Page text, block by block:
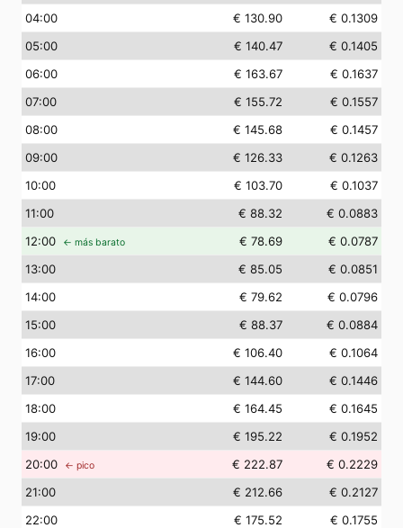
04:00 € 130.90
€ 0.1309
05:00 € 140.47
€ 0.1405
06:00 € 163.67
€ 0.1637
07:00 € 155.72
€ 0.1557
08:00 € 145.68
€ 0.1457
09:00 € 126.33
€ 0.1263
10:00 € 103.70
€ 0.1037
11:00 € 88.32
€ 0.0883
12:00 ← más barato € 78.69
€ 0.0787
13:00 € 85.05
€ 0.0851
14:00 € 79.62
€ 0.0796
15:00 € 88.37
€ 0.0884
16:00 € 106.40
€ 0.1064
17:00 € 144.60
€ 0.1446
18:00 € 164.45
€ 0.1645
19:00 € 195.22
€ 0.1952
20:00 ← pico € 222.87
€ 0.2229
21:00 € 212.66
€ 0.2127
22:00 € 175.52
€ 0.1755